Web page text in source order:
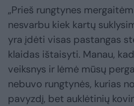
„Prieš rungtynes
nesvarbu kiek kartų
yra įdėti visas pastangas
klaidas ištaisyti. Manau,
veiksnys ir lėmė mūsų
nebuvo rungtynės, kurias
pavyzdį, bet auklėtinių